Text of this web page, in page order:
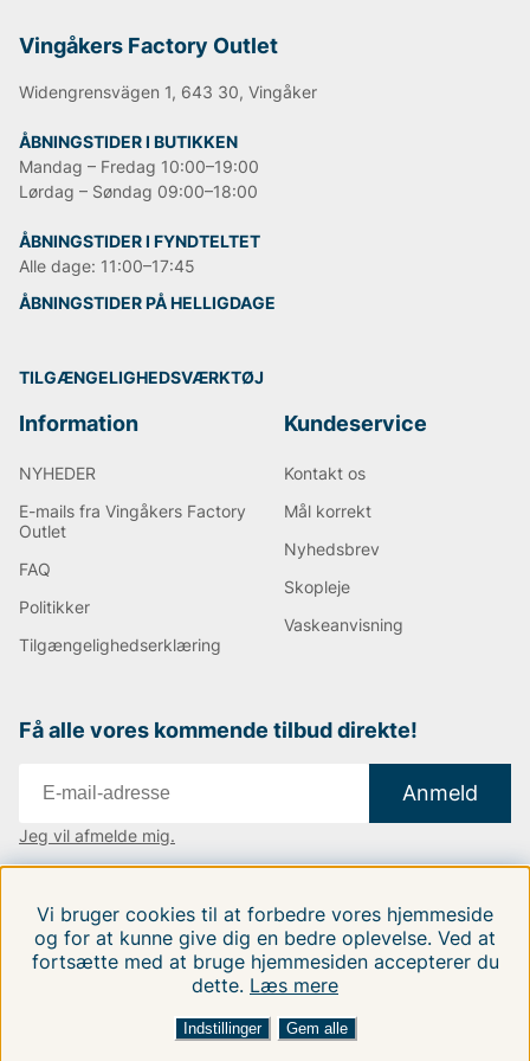
FILTRERA EFTER SORTER EFTER:
Vingåkers Factory Outlet
Widengrensvägen 1, 643 30, Vingåker
ÅBNINGSTIDER I BUTIKKEN
Mandag – Fredag 10:00–19:00
Lørdag – Søndag 09:00–18:00
ÅBNINGSTIDER I FYNDTELTET
Alle dage: 11:00–17:45
ÅBNINGSTIDER PÅ HELLIGDAGE
TILGÆNGELIGHEDSVÆRKTØJ
Information
NYHEDER
E-mails fra Vingåkers Factory
Outlet
FAQ
Politikker
Tilgængelighedserklæring
Kundeservice
Kontakt os
Mål korrekt
Nyhedsbrev
Skopleje
Vaskeanvisning
Få alle vores kommende tilbud direkte!
Anmeld
Jeg vil afmelde mig.
Følg os på vores sociale medier.
Vi bruger cookies til at forbedre vores hjemmeside
og for at kunne give dig en bedre oplevelse. Ved at
fortsætte med at bruge hjemmesiden accepterer du
dette. Læs mere
Indstillinger Gem alle